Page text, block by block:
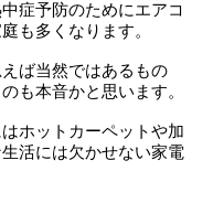
症予防のためにエアコ
も多くなります。
ば当然ではあるもの
も本音かと思います。
ホットカーペットや加
活には欠かせない家電